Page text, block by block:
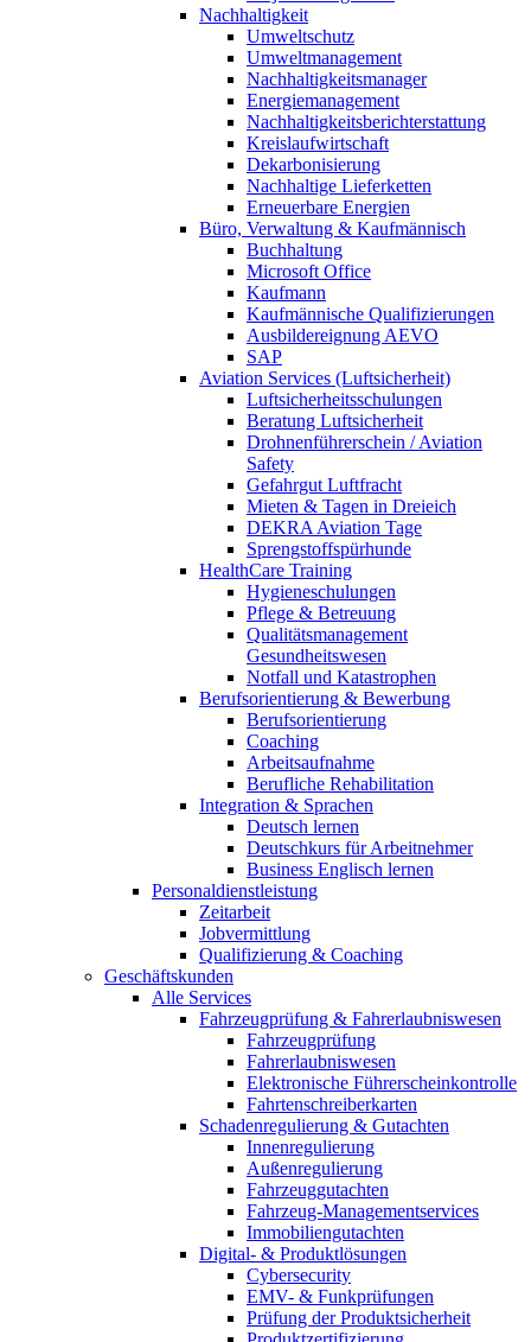
Nachhaltigkeit
Umweltschutz
Umweltmanagement
Nachhaltigkeitsmanager
Energiemanagement
Nachhaltigkeitsberichterstattung
Kreislaufwirtschaft
Dekarbonisierung
Nachhaltige Lieferketten
Erneuerbare Energien
Büro, Verwaltung & Kaufmännisch
Buchhaltung
Microsoft Office
Kaufmann
Kaufmännische Qualifizierungen
Ausbildereignung AEVO
SAP
Aviation Services (Luftsicherheit)
Luftsicherheitsschulungen
Beratung Luftsicherheit
Drohnenführerschein / Aviation
Safety
Gefahrgut Luftfracht
Mieten & Tagen in Dreieich
DEKRA Aviation Tage
Sprengstoffspürhunde
HealthCare Training
Hygieneschulungen
Pflege & Betreuung
Qualitätsmanagement
Gesundheitswesen
Notfall und Katastrophen
Berufsorientierung & Bewerbung
Berufsorientierung
Coaching
Arbeitsaufnahme
Berufliche Rehabilitation
Integration & Sprachen
Deutsch lernen
Deutschkurs für Arbeitnehmer
Business Englisch lernen
Personaldienstleistung
Zeitarbeit
Jobvermittlung
Qualifizierung & Coaching
Geschäftskunden
Alle Services
Fahrzeugprüfung & Fahrerlaubniswesen
Fahrzeugprüfung
Fahrerlaubniswesen
Elektronische Führerscheinkontrolle
Fahrtenschreiberkarten
Schadenregulierung & Gutachten
Innenregulierung
Außenregulierung
Fahrzeuggutachten
Fahrzeug-Managementservices
Immobiliengutachten
Digital- & Produktlösungen
Cybersecurity
EMV- & Funkprüfungen
Prüfung der Produktsicherheit